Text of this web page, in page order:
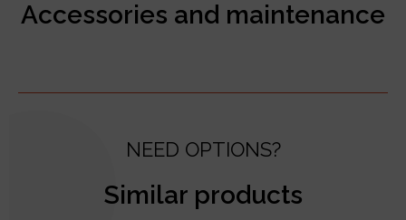
Accessories and maintenance
NEED OPTIONS?
Similar products